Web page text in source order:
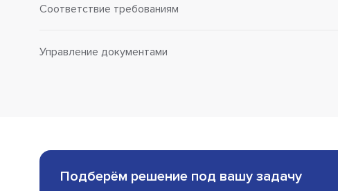
Соответствие требованиям
Управление документами
Подберём решение под вашу задачу